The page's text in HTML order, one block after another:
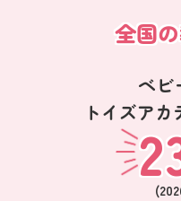
全国
ベビ
トイズア
(